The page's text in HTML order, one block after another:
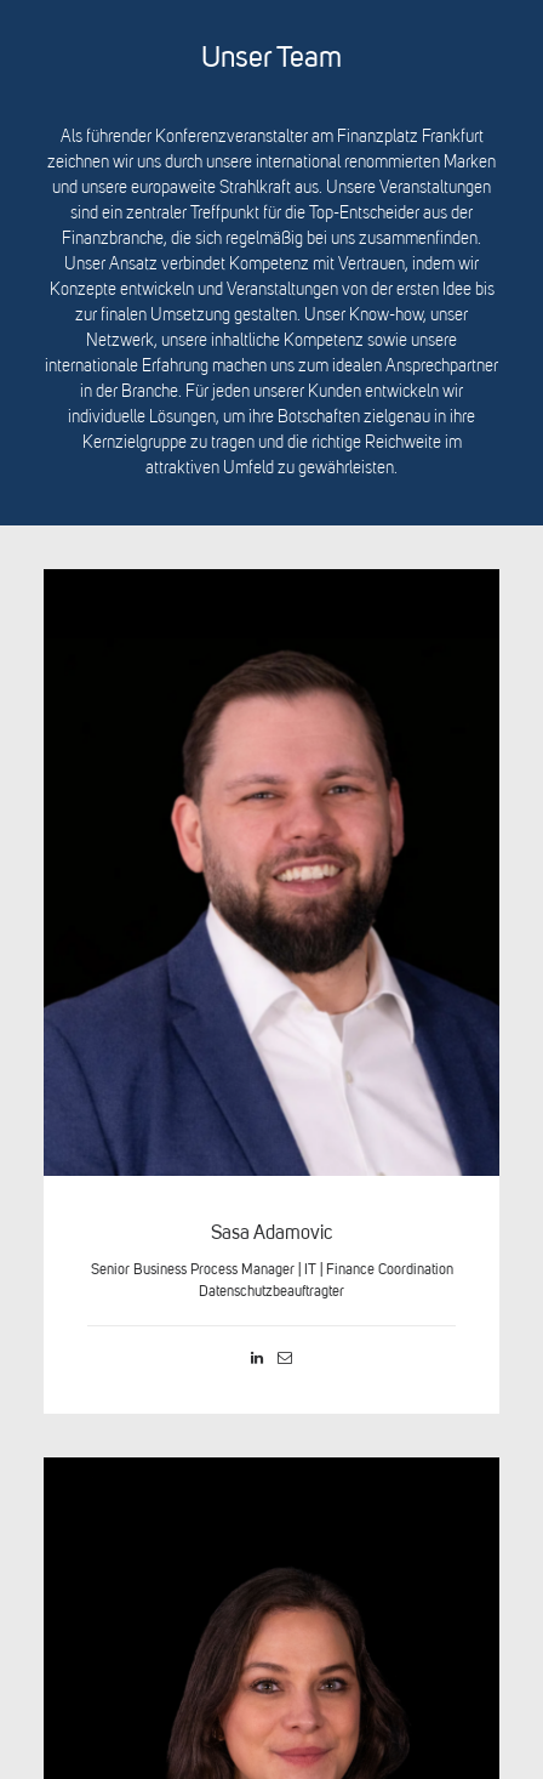
Unser Team
Als führender Konferenzveranstalter am Finanzplatz Frankfurt
zeichnen wir uns durch unsere international renommierten Marken
und unsere europaweite Strahlkraft aus. Unsere Veranstaltungen
sind ein zentraler Treffpunkt für die Top-Entscheider aus der
Finanzbranche, die sich regelmäßig bei uns zusammenfinden.
Unser Ansatz verbindet Kompetenz mit Vertrauen, indem wir
Konzepte entwickeln und Veranstaltungen von der ersten Idee bis
zur finalen Umsetzung gestalten. Unser Know-how, unser
Netzwerk, unsere inhaltliche Kompetenz sowie unsere
internationale Erfahrung machen uns zum idealen Ansprechpartner
in der Branche. Für jeden unserer Kunden entwickeln wir
individuelle Lösungen, um ihre Botschaften zielgenau in ihre
Kernzielgruppe zu tragen und die richtige Reichweite im
attraktiven Umfeld zu gewährleisten.
Sasa Adamovic
Senior Business Process Manager | IT | Finance Coordination
Datenschutzbeauftragter